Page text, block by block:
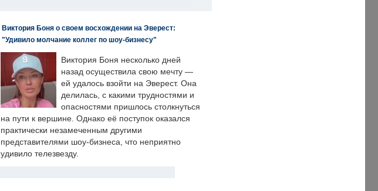
Виктория Боня о своем восхождении на Эверест:
"Удивило молчание коллег по шоу-бизнесу"
Виктория Боня несколько дней
назад осуществила свою мечту —
ей удалось взойти на Эверест. Она
делилась, с какими трудностями и
опасностями пришлось столкнуться
на пути к вершине. Однако её поступок оказался
практически незамеченным другими
представителями шоу-бизнеса, что неприятно
удивило телезвезду.